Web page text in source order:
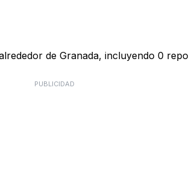
de Granada, incluyendo 0
PUBLICIDAD